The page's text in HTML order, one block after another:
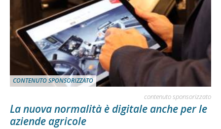
CONTENUTO SPONSORIZZATO
contenuto sponsorizzato
La nuova normalità è digitale anche per le
aziende agricole